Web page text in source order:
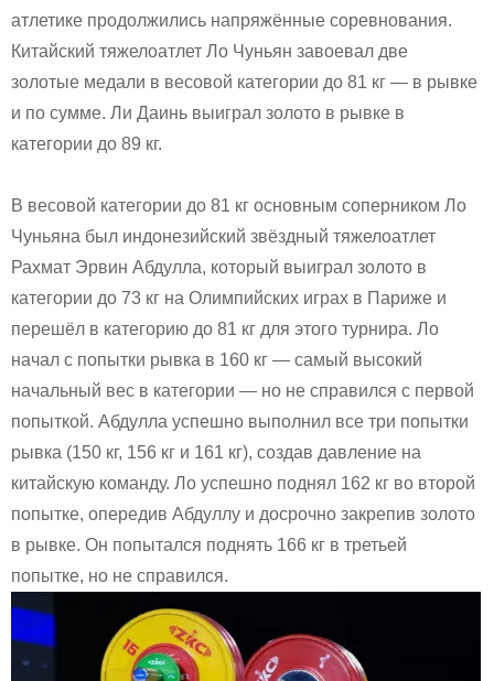
атлетике продолжились напряжённые соревнования.
Китайский тяжелоатлет Ло Чуньян завоевал две
золотые медали в весовой категории до 81 кг — в рывке
и по сумме. Ли Даинь выиграл золото в рывке в
категории до 89 кг.
В весовой категории до 81 кг основным соперником Ло
Чуньяна был индонезийский звёздный тяжелоатлет
Рахмат Эрвин Абдулла, который выиграл золото в
категории до 73 кг на Олимпийских играх в Париже и
перешёл в категорию до 81 кг для этого турнира. Ло
начал с попытки рывка в 160 кг — самый высокий
начальный вес в категории — но не справился с первой
попыткой. Абдулла успешно выполнил все три попытки
рывка (150 кг, 156 кг и 161 кг), создав давление на
китайскую команду. Ло успешно поднял 162 кг во второй
попытке, опередив Абдуллу и досрочно закрепив золото
в рывке. Он попытался поднять 166 кг в третьей
попытке, но не справился.